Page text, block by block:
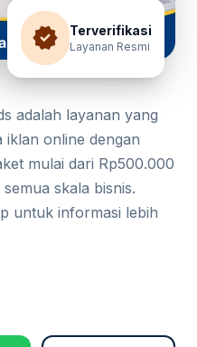
verified Terverifikasi
Layanan Resmi
adalah layanan yang
iklan online dengan
mulai dari Rp500.000
skala bisnis.
untuk informasi lebih